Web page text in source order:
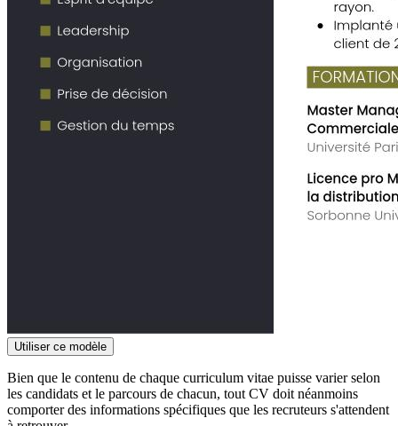
Utiliser ce modèle
Bien que le contenu de chaque curriculum vitae puisse varier selon
les candidats et le parcours de chacun, tout CV doit néanmoins
comporter des informations spécifiques que les recruteurs s'attendent